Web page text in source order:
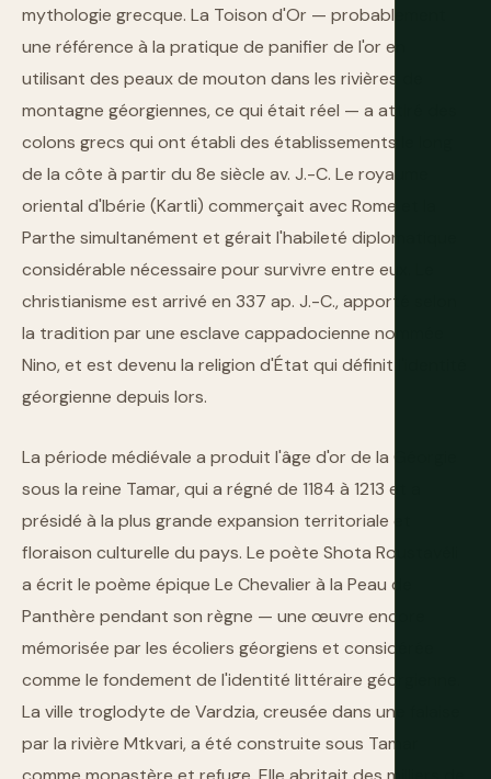
mythologie grecque. La Toison d'Or — probablement
une référence à la pratique de panifier de l'or en
utilisant des peaux de mouton dans les rivières de
montagne géorgiennes, ce qui était réel — a attiré des
colons grecs qui ont établi des établissements le long
de la côte à partir du 8e siècle av. J.-C. Le royaume
oriental d'Ibérie (Kartli) commerçait avec Rome et la
Parthe simultanément et gérait l'habileté diplomatique
considérable nécessaire pour survivre entre eux. Le
christianisme est arrivé en 337 ap. J.-C., apporté selon
la tradition par une esclave cappadocienne nommée
Nino, et est devenu la religion d'État qui définit l'identité
géorgienne depuis lors.
La période médiévale a produit l'âge d'or de la Géorgie
sous la reine Tamar, qui a régné de 1184 à 1213 et a
présidé à la plus grande expansion territoriale et
floraison culturelle du pays. Le poète Shota Roustavéli
a écrit le poème épique Le Chevalier à la Peau de
Panthère pendant son règne — une œuvre encore
mémorisée par les écoliers géorgiens et considérée
comme le fondement de l'identité littéraire géorgienne.
La ville troglodyte de Vardzia, creusée dans une falaise
par la rivière Mtkvari, a été construite sous Tamar